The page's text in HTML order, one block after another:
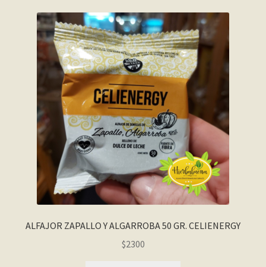
Tienda
Wishlist
ALFAJOR ZAPALLO Y ALGARROBA 50 GR. CELIENERGY
$2300